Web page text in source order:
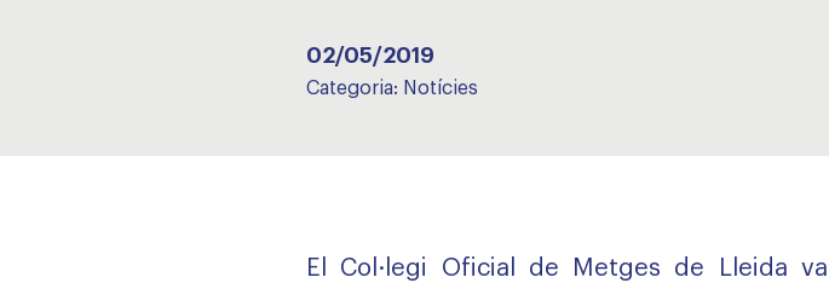
02/05/2019
Categoria: Notícies
El Col·legi Oficial de Metges de Lleida va